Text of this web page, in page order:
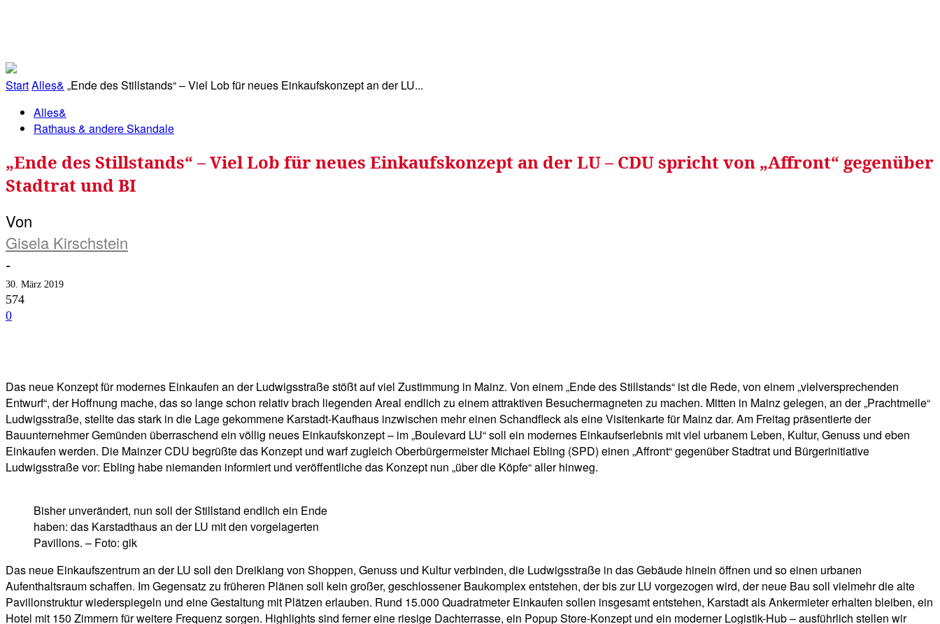
StartAlles& „Ende des Stillstands“ – Viel Lob für neues Einkaufskonzept an der LU...
Alles&
Rathaus & andere Skandale
„Ende des Stillstands“ – Viel Lob für neues Einkaufskonzept an der LU – CDU spricht von „Affront“ gegenüber
Stadtrat und BI
Von
Gisela Kirschstein
-
30. März 2019
574
0
Das neue Konzept für modernes Einkaufen an der Ludwigsstraße stößt auf viel Zustimmung in Mainz. Von einem „Ende des Stillstands“ ist die Rede, von einem „vielversprechenden
Entwurf“, der Hoffnung mache, das so lange schon relativ brach liegenden Areal endlich zu einem attraktiven Besuchermagneten zu machen. Mitten in Mainz gelegen, an der „Prachtmeile“
Ludwigsstraße, stellte das stark in die Lage gekommene Karstadt-Kaufhaus inzwischen mehr einen Schandfleck als eine Visitenkarte für Mainz dar. Am Freitag präsentierte der
Bauunternehmer Gemünden überraschend ein völlig neues Einkaufskonzept – im „Boulevard LU“ soll ein modernes Einkaufserlebnis mit viel urbanem Leben, Kultur, Genuss und eben
Einkaufen werden. Die Mainzer CDU begrüßte das Konzept und warf zugleich Oberbürgermeister Michael Ebling (SPD) einen „Affront“ gegenüber Stadtrat und Bürgerinitiative
Ludwigsstraße vor: Ebling habe niemanden informiert und veröffentliche das Konzept nun „über die Köpfe“ aller hinweg.
Bisher unverändert, nun soll der Stillstand endlich ein Ende
haben: das Karstadthaus an der LU mit den vorgelagerten
Pavillons. – Foto: gik
Das neue Einkaufszentrum an der LU soll den Dreiklang von Shoppen, Genuss und Kultur verbinden, die Ludwigsstraße in das Gebäude hinein öffnen und so einen urbanen
Aufenthaltsraum schaffen. Im Gegensatz zu früheren Plänen soll kein großer, geschlossener Baukomplex entstehen, der bis zur LU vorgezogen wird, der neue Bau soll vielmehr die alte
Pavillonstruktur wiederspiegeln und eine Gestaltung mit Plätzen erlauben. Rund 15.000 Quadratmeter Einkaufen sollen insgesamt entstehen, Karstadt als Ankermieter erhalten bleiben, ein
Hotel mit 150 Zimmern für weitere Frequenz sorgen. Highlights sind ferner eine riesige Dachterrasse, ein Popup Store-Konzept und ein moderner Logistik-Hub – ausführlich stellen wir